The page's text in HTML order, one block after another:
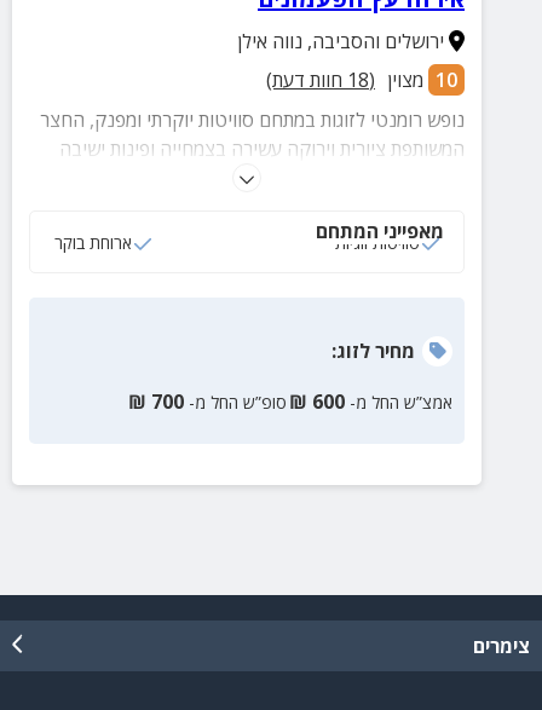
ירושלים והסביבה, נווה אילן
10 מצוין (
18 חוות דעת)
נופש רומנטי לזוגות במתחם סוויטות יוקרתי ומפנק, החצר
המשותפת ציורית וירוקה עשירה בצמחייה ופינות ישיבה
נעימות. אורחינו יוכלו להזמין מגוון שירותים - עיסויים
מאפייני המתחם
סוויטות זוגיות ארוחת בוקר
מחירלזוג:
אמצ”ש החל מ- 600
₪ סופ”ש החל מ- 700
₪
צימרים